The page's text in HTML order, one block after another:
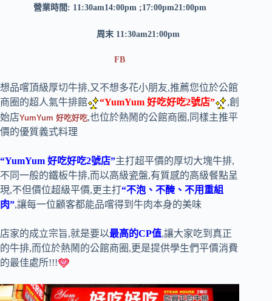
營業時間: 11:30am14:00pm ;17:00pm21:00pm
周末 11:30am21:00pm
FB
想品嚐頂級厚切牛排,又不想多花小朋友,推薦您位於公館
商圈的超人氣牛排館
“YumYum 好吃好吃2號店”
,創
始店YumYum 好吃好吃,也位於熱鬧的公館商圈,同樣主推平
價的優質義式料理
“YumYum 好吃好吃2號店”主打超平價的厚切大塊牛排,
不同一般的鐵板牛排,而以高級瓷盤,有質感的高級餐點呈
現,不但價位超級平價,更主打“不泡、不醃、不用重組
肉”,讓每一位顧客都能品嚐得到牛肉本身的美味
店家的成立宗旨,就是要以最高的CP值,讓大家吃到真正
的牛排,而位於熱鬧的公館商圈,更是提供學生們平價消費
的最佳處所!!!